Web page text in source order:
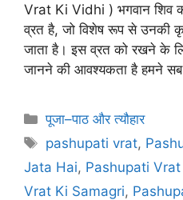
Vrat Ki Vidhi ) भगवान शिव
व्रत है, जो विशेष रूप से उनकी
जाता है। इस व्रत को रखने के
जानने की आवश्यकता है हमने
Categories
पूजा–पाठ और त्यौहार
Tags
pashupati vrat,
Jata Hai, Pashupati Vrat
Vrat Ki Samagri,